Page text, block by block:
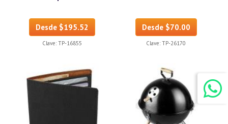
Desde $195.52
Clave: TP-16855
Desde $70.00
Clave: TP-26170